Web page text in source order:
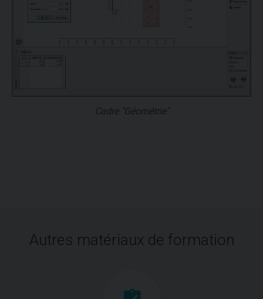
Cadre "Géométrie"
Autres matériaux de formation